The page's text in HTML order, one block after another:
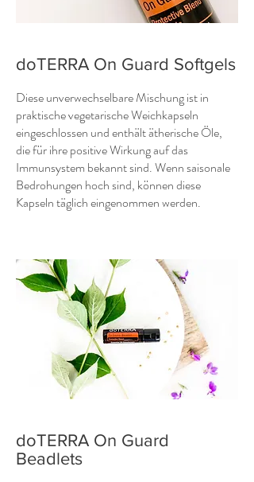
doTERRA On Guard Softgels
Diese unverwechselbare Mischung ist in
praktische vegetarische Weichkapseln
eingeschlossen und enthält ätherische Öle,
die für ihre positive Wirkung auf das
Immunsystem bekannt sind. Wenn saisonale
Bedrohungen hoch sind, können diese
Kapseln täglich eingenommen werden.
doTERRA On Guard
Beadlets